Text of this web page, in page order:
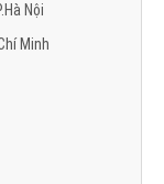
Nội
Minh